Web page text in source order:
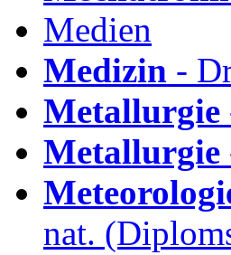
Medien
Medizin -
Metallurgie
Metallurgie
nat.